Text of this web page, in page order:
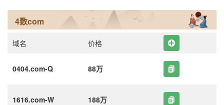
4数com
域名 价格
0404.com-Q 88万
1616.com-W 188万